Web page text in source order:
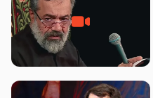
مادر منم مثل تو خمیدم – حاج
محمود کریمی – شهادت حضرت
هیئت رایة العباس علیه السلام